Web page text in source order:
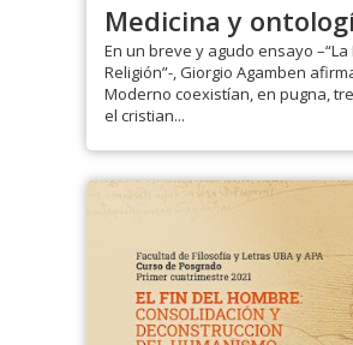
Medicina y
En un breve y agudo ensayo
Religión”-, Giorgio Agamben
Moderno coexistían, en pugna,
el cristian...